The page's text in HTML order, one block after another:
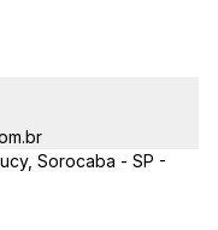
venda. As consultas
ou pela Internet,
as características que
informações sobre o
ou pesquisar
o formulário Procura
Sorocaba - SP -